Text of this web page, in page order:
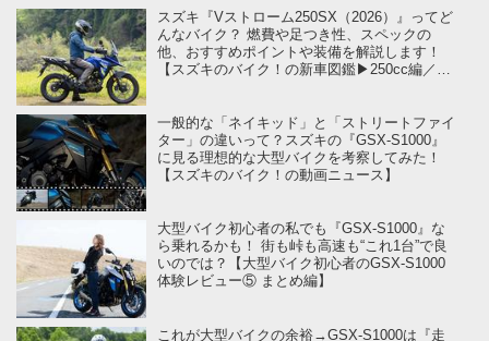
スズキ『Vストローム250SX（2026）』ってど
んなバイク？ 燃費や足つき性、スペックの
他、おすすめポイントや装備を解説します！
【スズキのバイク！の新車図鑑▶250cc編／
一般的な「ネイキッド」と「ストリートファイ
ター」の違いって？スズキの『GSX-S1000』
に見る理想的な大型バイクを考察してみた！
【スズキのバイク！の動画ニュース】
大型バイク初心者の私でも『GSX-S1000』な
ら乗れるかも！ 街も峠も高速も“これ1台”で良
いのでは？【大型バイク初心者のGSX-S1000
体験レビュー⑤ まとめ編】
これが大型バイクの余裕→GSX-S1000は『走